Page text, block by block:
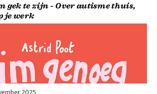
gek te zijn - Over autisme thuis,
je werk
2025